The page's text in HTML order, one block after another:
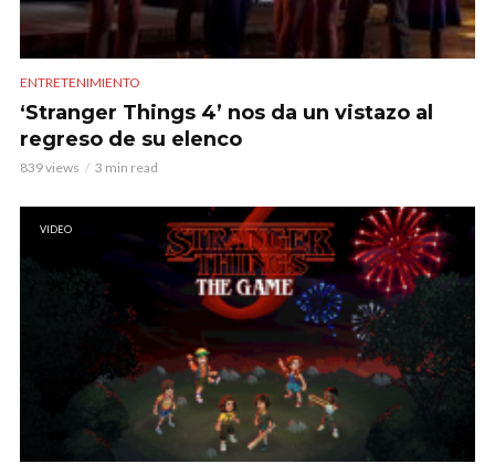
ENTRETENIMIENTO
‘Stranger Things 4’ nos da un vistazo al
regreso de su elenco
839 views 3 min read
VIDEO